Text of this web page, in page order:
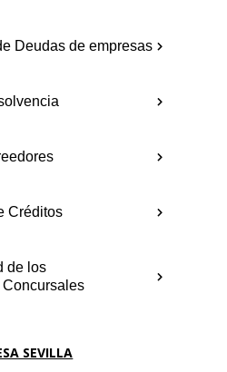
Deudas de empresas
Créditos
de los
SEVILLA